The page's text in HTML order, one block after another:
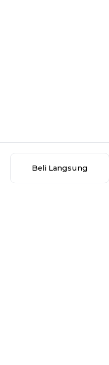
Beli Langsung